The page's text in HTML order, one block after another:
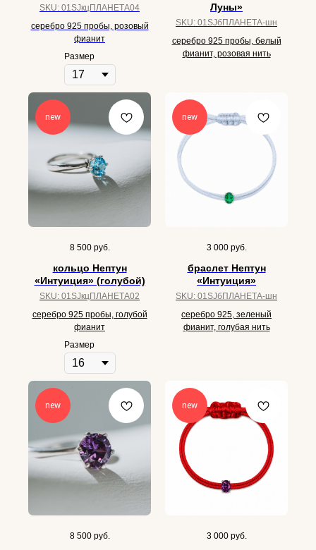
SKU: 01SJкцПЛАНЕТА04
серебро 925 пробы, розовый
фианит
Размер
Луны»
SKU: 01SJбПЛАНЕТА-шн
серебро 925 пробы, белый
фианит, розовая нить
new
8 500 руб.
кольцо Нептун
«Интуиция» (голубой)
SKU: 01SJкцПЛАНЕТА02
серебро 925 пробы, голубой
фианит
Размер
new
3 000 руб.
браслет Нептун
«Интуиция»
SKU: 01SJбПЛАНЕТА-шн
серебро 925, зеленый
фианит, голубая нить
new
8 500 руб.
new
3 000 руб.